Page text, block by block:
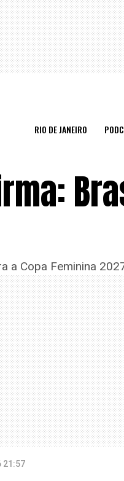
RIO DE JANEIRO
a Copa Feminina
21:57